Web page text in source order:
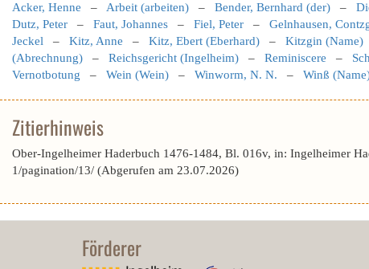
Acker, Henne – Arbeit (arbeiten) – Bender, Bernhard (der) –
Dutz, Peter – Faut, Johannes – Fiel, Peter – Gelnhausen,
Jeckel – Kitz, Anne – Kitz, Ebert (Eberhard) – Kitzgin (Name)
(Abrechnung) – Reichsgericht (Ingelheim) – Reminiscere –
Vernotbotung – Wein (Wein) – Winworm, N. N. – Winß
Zitierhinweis
Ober-Ingelheimer Haderbuch 1476-1484, Bl. 016v, in: Ingelheimer
1/pagination/13/ (Abgerufen am 23.07.2026)
Förderer